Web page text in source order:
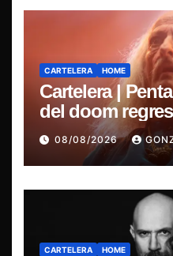
CARTELERA HOME
Cartelera |
del doom
última misa
08/08/2026
CARTELERA HOME